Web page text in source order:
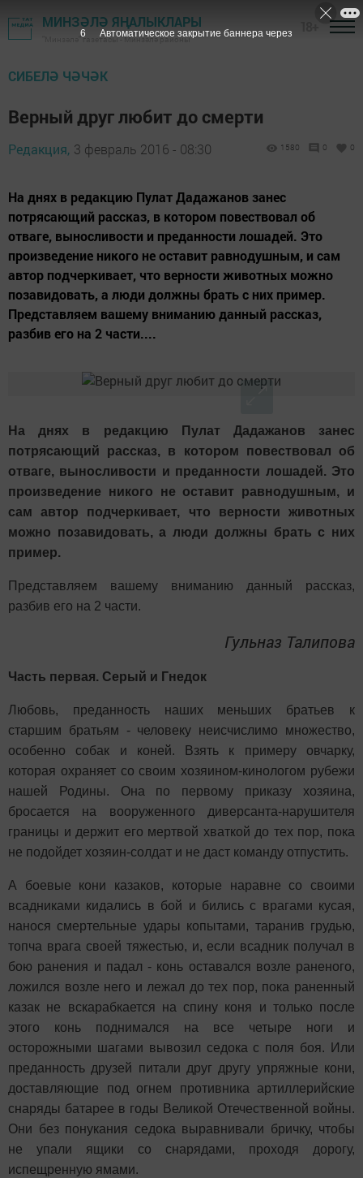
МИНЗӘЛӘ ЯҢАЛЫКЛАРЫ
"Минзәлә" газетасы - Минзәлә районы
СИБЕЛӘ ЧӘЧӘК
Верный друг любит до смерти
Редакция, 3 февраль 2016 - 08:30 1580 0 0
На днях в редакцию Пулат Дадажанов занес
потрясающий рассказ, в котором повествовал об
отваге, выносливости и преданности лошадей. Это
произведение никого не оставит равнодушным, и сам
автор подчеркивает, что верности животных можно
позавидовать, а люди должны брать с них пример.
Представляем вашему вниманию данный рассказ,
разбив его на 2 части....
На днях в редакцию Пулат Дадажанов занес
потрясающий рассказ, в котором повествовал об
отваге, выносливости и преданности лошадей. Это
произведение никого не оставит равнодушным, и
сам автор подчеркивает, что верности животных
можно позавидовать, а люди должны брать с них
пример.
Представляем вашему вниманию данный рассказ,
разбив его на 2 части.
Гульназ Талипова
Часть первая. Серый и Гнедок
Любовь, преданность наших меньших братьев к
старшим братьям - человеку неисчислимо множество,
особенно собак и коней. Взять к примеру овчарку,
которая охраняет со своим хозяином-кинологом рубежи
нашей Родины. Она по первому приказу хозяина,
бросается на вооруженного диверсанта-нарушителя
границы и держит его мертвой хваткой до тех пор, пока
не подойдет хозяин-солдат и не даст команду отпустить.
А боевые кони казаков, которые наравне со своими
всадниками кидались в бой и бились с врагами кусая,
нанося смертельные удары копытами, таранив грудью,
топча врага своей тяжестью, и, если всадник получал в
бою ранения и падал - конь оставался возле раненого,
ложился возле него и лежал до тех пор, пока раненный
казак не вскарабкается на спину коня и только после
этого конь поднимался на все четыре ноги и
осторожными шагами вывозил седока с поля боя. Или
преданность друзей питали друг другу упряжные кони,
доставляющие под огнем противника артиллерийские
снаряды батарее в годы Великой Отечественной войны.
Они без понукания седока выравнивали бричку, чтобы
не упали ящики со снарядами, проходя дорогу,
испещренную ямами.
5 Автоматическое закрытие баннера через